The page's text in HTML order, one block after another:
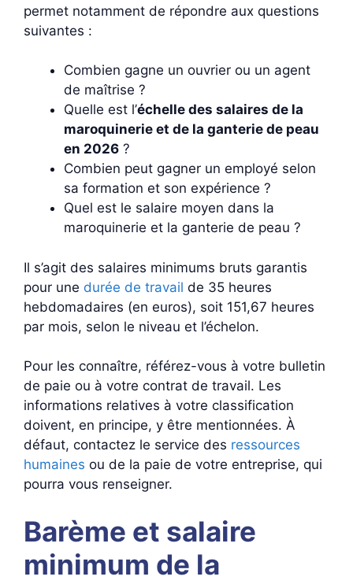
permet notamment de répondre aux questions
suivantes :
Combien gagne un ouvrier ou un agent
de maîtrise ?
Quelle est l’échelle des salaires de la
maroquinerie et de la ganterie de peau
en 2026 ?
Combien peut gagner un employé selon
sa formation et son expérience ?
Quel est le salaire moyen dans la
maroquinerie et la ganterie de peau ?
Il s’agit des salaires minimums bruts garantis
pour une durée de travail de 35 heures
hebdomadaires (en euros), soit 151,67 heures
par mois, selon le niveau et l’échelon.
Pour les connaître, référez-vous à votre bulletin
de paie ou à votre contrat de travail. Les
informations relatives à votre classification
doivent, en principe, y être mentionnées. À
défaut, contactez le service des ressources
humaines ou de la paie de votre entreprise, qui
pourra vous renseigner.
Barème et salaire
minimum de la